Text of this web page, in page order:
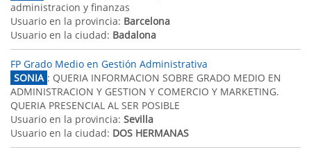
administracion y finanzas
Usuario en la provincia: Barcelona
Usuario en la ciudad: Badalona
FP Grado Medio en Gestión Administrativa
SONIA : QUERIA INFORMACION SOBRE GRADO MEDIO EN
ADMINISTRACION Y GESTION Y COMERCIO Y MARKETING.
QUERIA PRESENCIAL AL SER POSIBLE
Usuario en la provincia: Sevilla
Usuario en la ciudad: DOS HERMANAS